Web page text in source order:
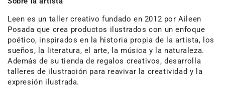
Leen es un taller creativo fundado en 2012 por Aileen
Posada que crea productos ilustrados con un enfoque
poético, inspirados en la historia propia de la artista, los
sueños, la literatura, el arte, la música y la naturaleza.
Además de su tienda de regalos creativos, desarrolla
talleres de ilustración para reavivar la creatividad y la
expresión ilustrada.